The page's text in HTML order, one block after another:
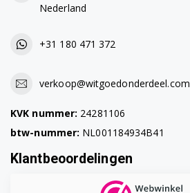
Nederland
+31 180 471 372
verkoop@witgoedonderdeel.com
KVK nummer: 24281106
btw-nummer: NL001184934B41
Klantbeoordelingen